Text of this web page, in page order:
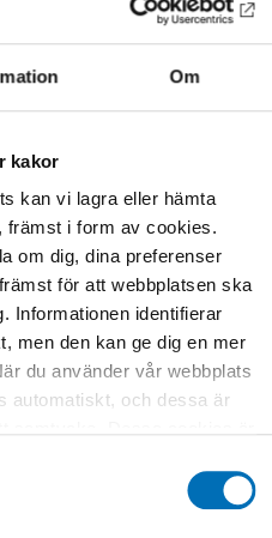
Om
kakor
kan vi lagra eller hämta
främst i form av cookies.
om dig, dina preferenser
för att webbplatsen ska
Informationen identifierar
men den kan ge dig en mer
du använder vår webbplats
automatiskt, och dessa är
din integritet, och du kan
(statistiska, preferens,